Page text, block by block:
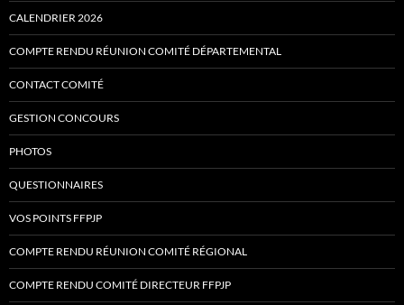
CALENDRIER 2026
COMPTE RENDU RÉUNION COMITÉ DÉPARTEMENTAL
CONTACT COMITÉ
GESTION CONCOURS
PHOTOS
QUESTIONNAIRES
VOS POINTS FFPJP
COMPTE RENDU RÉUNION COMITÉ RÉGIONAL
COMPTE RENDU COMITÉ DIRECTEUR FFPJP